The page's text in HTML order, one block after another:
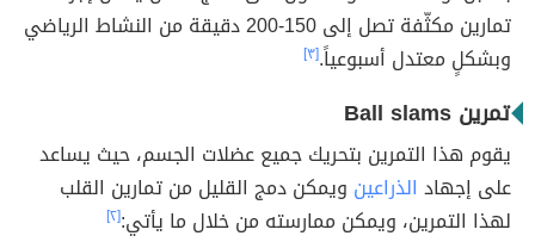
تمارين مكثّفة تصل إلى 150-200 دقيقة من النشاط الرياضي
وبشكلٍ معتدل أسبوعياً.[٣]
تمرين Ball slams
يقوم هذا التمرين بتحريك جميع عضلات الجسم، حيث يساعد
على إجهاد الذراعين ويمكن دمج القليل من تمارين القلب
لهذا التمرين، ويمكن ممارسته من خلال ما يأتي:[٢]